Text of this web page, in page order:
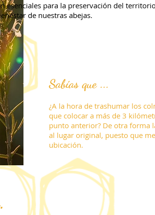
esenciales para la preservación del
de nuestras abejas.
Sabías que ...
¿A la hora de trashumar los
que colocar a más de 3
punto anterior? De otra forma
al lugar original, puesto que
ubicación.